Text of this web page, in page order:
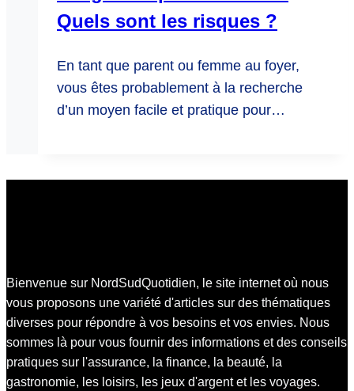
Quels sont les risques ?
En tant que parent ou femme au foyer,
vous êtes probablement à la recherche
d’un moyen facile et pratique pour…
Bienvenue sur NordSudQuotidien, le site internet où nous
vous proposons une variété d'articles sur des thématiques
diverses pour répondre à vos besoins et vos envies. Nous
sommes là pour vous fournir des informations et des conseils
pratiques sur l'assurance, la finance, la beauté, la
gastronomie, les loisirs, les jeux d'argent et les voyages.